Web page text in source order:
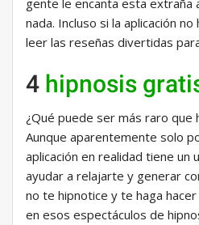
gente le encanta esta extraña
nada. Incluso si la aplicación
leer las reseñas divertidas
4 hipnosis
¿Qué puede ser más raro que
Aunque aparentemente solo
aplicación en realidad tiene un
ayudar a relajarte y generar
no te hipnotice y te haga
en esos espectáculos de